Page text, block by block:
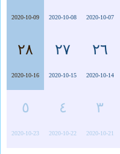
2020-10-07
2020-10-08
2020-10-09
٢٦
2020-10-14
٢٧
2020-10-15
٢٨
2020-10-16
٣
2020-10-21
٤
2020-10-22
٥
2020-10-23